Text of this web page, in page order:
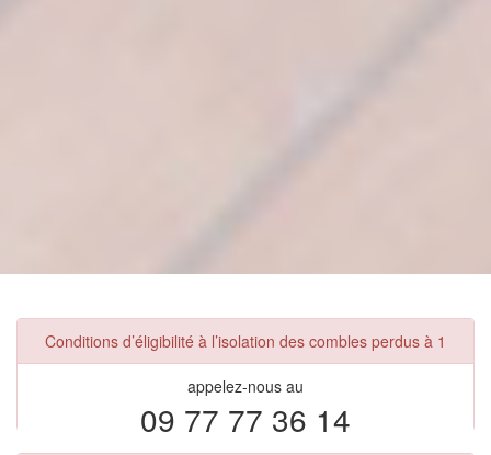
Conditions d’éligibilité à l’isolation des combles perdus à 1
appelez-nous au
09 77 77 36 14